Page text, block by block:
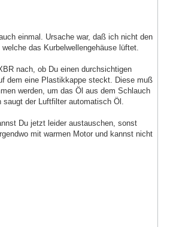
einmal. Ursache war, daß ich nicht den
das Kurbelwellengehäuse lüftet.
nach, ob Du einen durchsichtigen
dem eine Plastikkappe steckt. Diese muß
werden, um das Öl aus dem Schlauch
der Luftfilter automatisch Öl.
Du jetzt leider austauschen, sonst
mit warmen Motor und kannst nicht